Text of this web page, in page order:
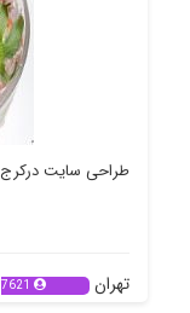
طراحی سایت درکرج
تهران 7621